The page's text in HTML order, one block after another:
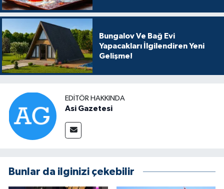
Bungalov Ve Bağ Evi
Yapacakları İlgilendiren Yeni
Gelişme!
EDITÖR HAKKINDA
Asi Gazetesi
Bunlar da ilginizi çekebilir